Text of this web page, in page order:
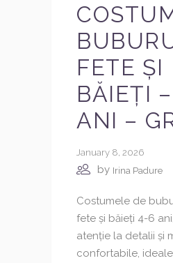
FETE ȘI
BĂIEȚI
ANI –
January 8, 2026
by Irina Padure
Costumele de
fete și băieți 4-6
atenție la detalii și
confortabile,